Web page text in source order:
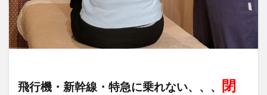
飛行機・新幹線・特急に乗れない、、、 閉